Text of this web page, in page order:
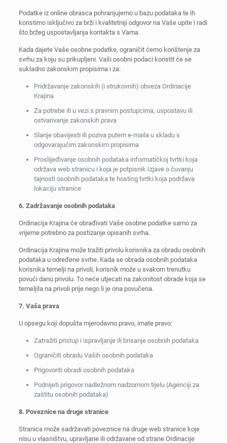
Podatke iz online obrasca pohranjujemo u bazu podataka te ih
koristimo isključivo za brži i kvalitetniji odgovor na Vaše upite i radi
što bržeg uspostavljanja kontakta s Vama.
Kada dajete Vaše osobne podatke, ograničit ćemo korištenje za
svrhu za koju su prikupljeni. Vaši osobni podaci koristit će se
sukladno zakonskim propisima i za:
Pridržavanje zakonskih (i strukovnih) obveza Ordinacije
Krajina
Za potrebe ili u vezi s pravnim postupcima, uspostavu ili
ostvarivanje zakonskih prava
Slanje obavijesti ili poziva putem e-maila u skladu s
odgovarajućim zakonskim propisima
Proslijeđivanje osobnih podataka informatičkoj tvrtki koja
održava web stranicu i koja je potpisnik Izjave o čuvanju
tajnosti osobnih podataka te hosting tvrtki koja podržava
lokaciju stranice
6. Zadržavanje osobnih podataka
Ordinacija Krajina će obrađivati Vaše osobne podatke samo za
vrijeme potrebno za postizanje opisanih svrha.
Ordinacija Krajina može tražiti privolu korisnika za obradu osobnih
podataka u određene svrhe. Kada se obrada osobnih podataka
korisnika temelji na privoli, korisnik može u svakom trenutku
povući danu privolu. To neće utjecati na zakonitost obrade koja se
temeljila na privoli prije nego li je ona povučena.
7. Vaša prava
U opsegu koji dopušta mjerodavno pravo, imate pravo:
Zatražiti pristup i ispravljanje ili brisanje osobnih podataka
Ograničiti obradu Vaših osobnih podataka
Prigovoriti obradi osobnih podataka
Podnijeti prigovor nadležnom nadzornom tijelu (Agenciji za
zaštitu osobnih podataka)
8. Poveznice na druge stranice
Stranica može sadržavati poveznice na druge web stranice koje
nisu u vlasništvu, upravljane ili održavane od strane Ordinacije